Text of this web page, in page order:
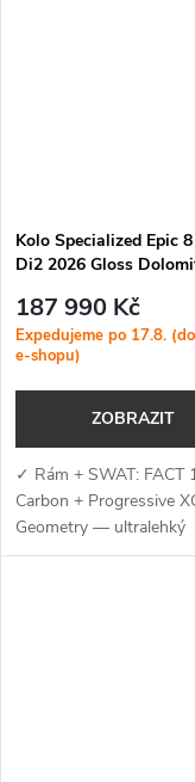
Kolo Specialized Epic
Di2 2026 Gloss
187 990 Kč
Expedujeme po 17.8.
e-shopu)
ZOBRAZIT
✓ Rám + SWAT: FACT
Carbon + Progressive
Geometry — ultralehký
karbonový rám s